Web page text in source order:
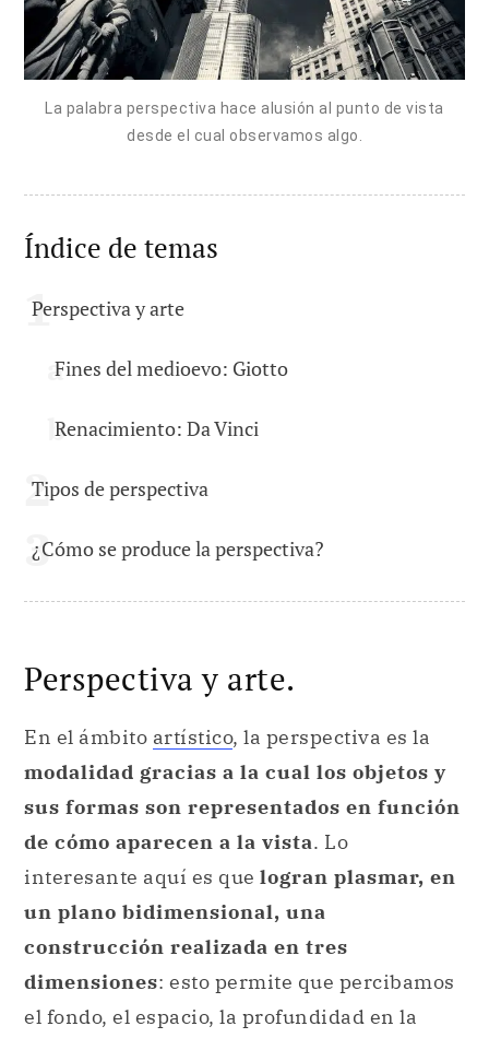
La palabra perspectiva hace alusión al punto de vista
desde el cual observamos algo.
Índice de temas
Perspectiva y arte
Fines del medioevo: Giotto
Renacimiento: Da Vinci
Tipos de perspectiva
¿Cómo se produce la perspectiva?
Perspectiva y arte.
En el ámbito artístico, la perspectiva es la
modalidad gracias a la cual los objetos y
sus formas son representados en función
de cómo aparecen a la vista. Lo
interesante aquí es que logran plasmar, en
un plano bidimensional, una
construcción realizada en tres
dimensiones: esto permite que percibamos
el fondo, el espacio, la profundidad en la